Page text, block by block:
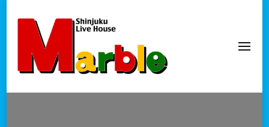
新宿Marble
official website